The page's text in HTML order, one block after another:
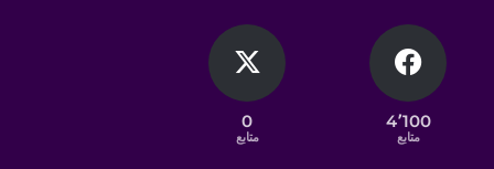
4٬100
متابع
0
متابع